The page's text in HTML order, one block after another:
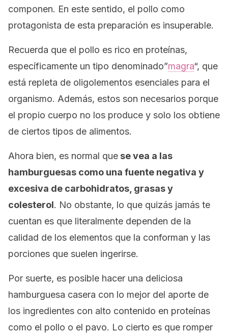
componen. En este sentido, el pollo como
protagonista de esta preparación es insuperable.
Recuerda que el pollo es rico en proteínas,
específicamente un tipo denominado”magra“, que
está repleta de oligolementos esenciales para el
organismo. Además, estos son necesarios porque
el propio cuerpo no los produce y solo los obtiene
de ciertos tipos de alimentos.
Ahora bien, es normal que se vea a las
hamburguesas como una fuente negativa y
excesiva de carbohidratos, grasas y
colesterol. No obstante, lo que quizás jamás te
cuentan es que literalmente dependen de la
calidad de los elementos que la conforman y las
porciones que suelen ingerirse.
Por suerte, es posible hacer una deliciosa
hamburguesa casera con lo mejor del aporte de
los ingredientes con alto contenido en proteínas
como el pollo o el pavo. Lo cierto es que romper